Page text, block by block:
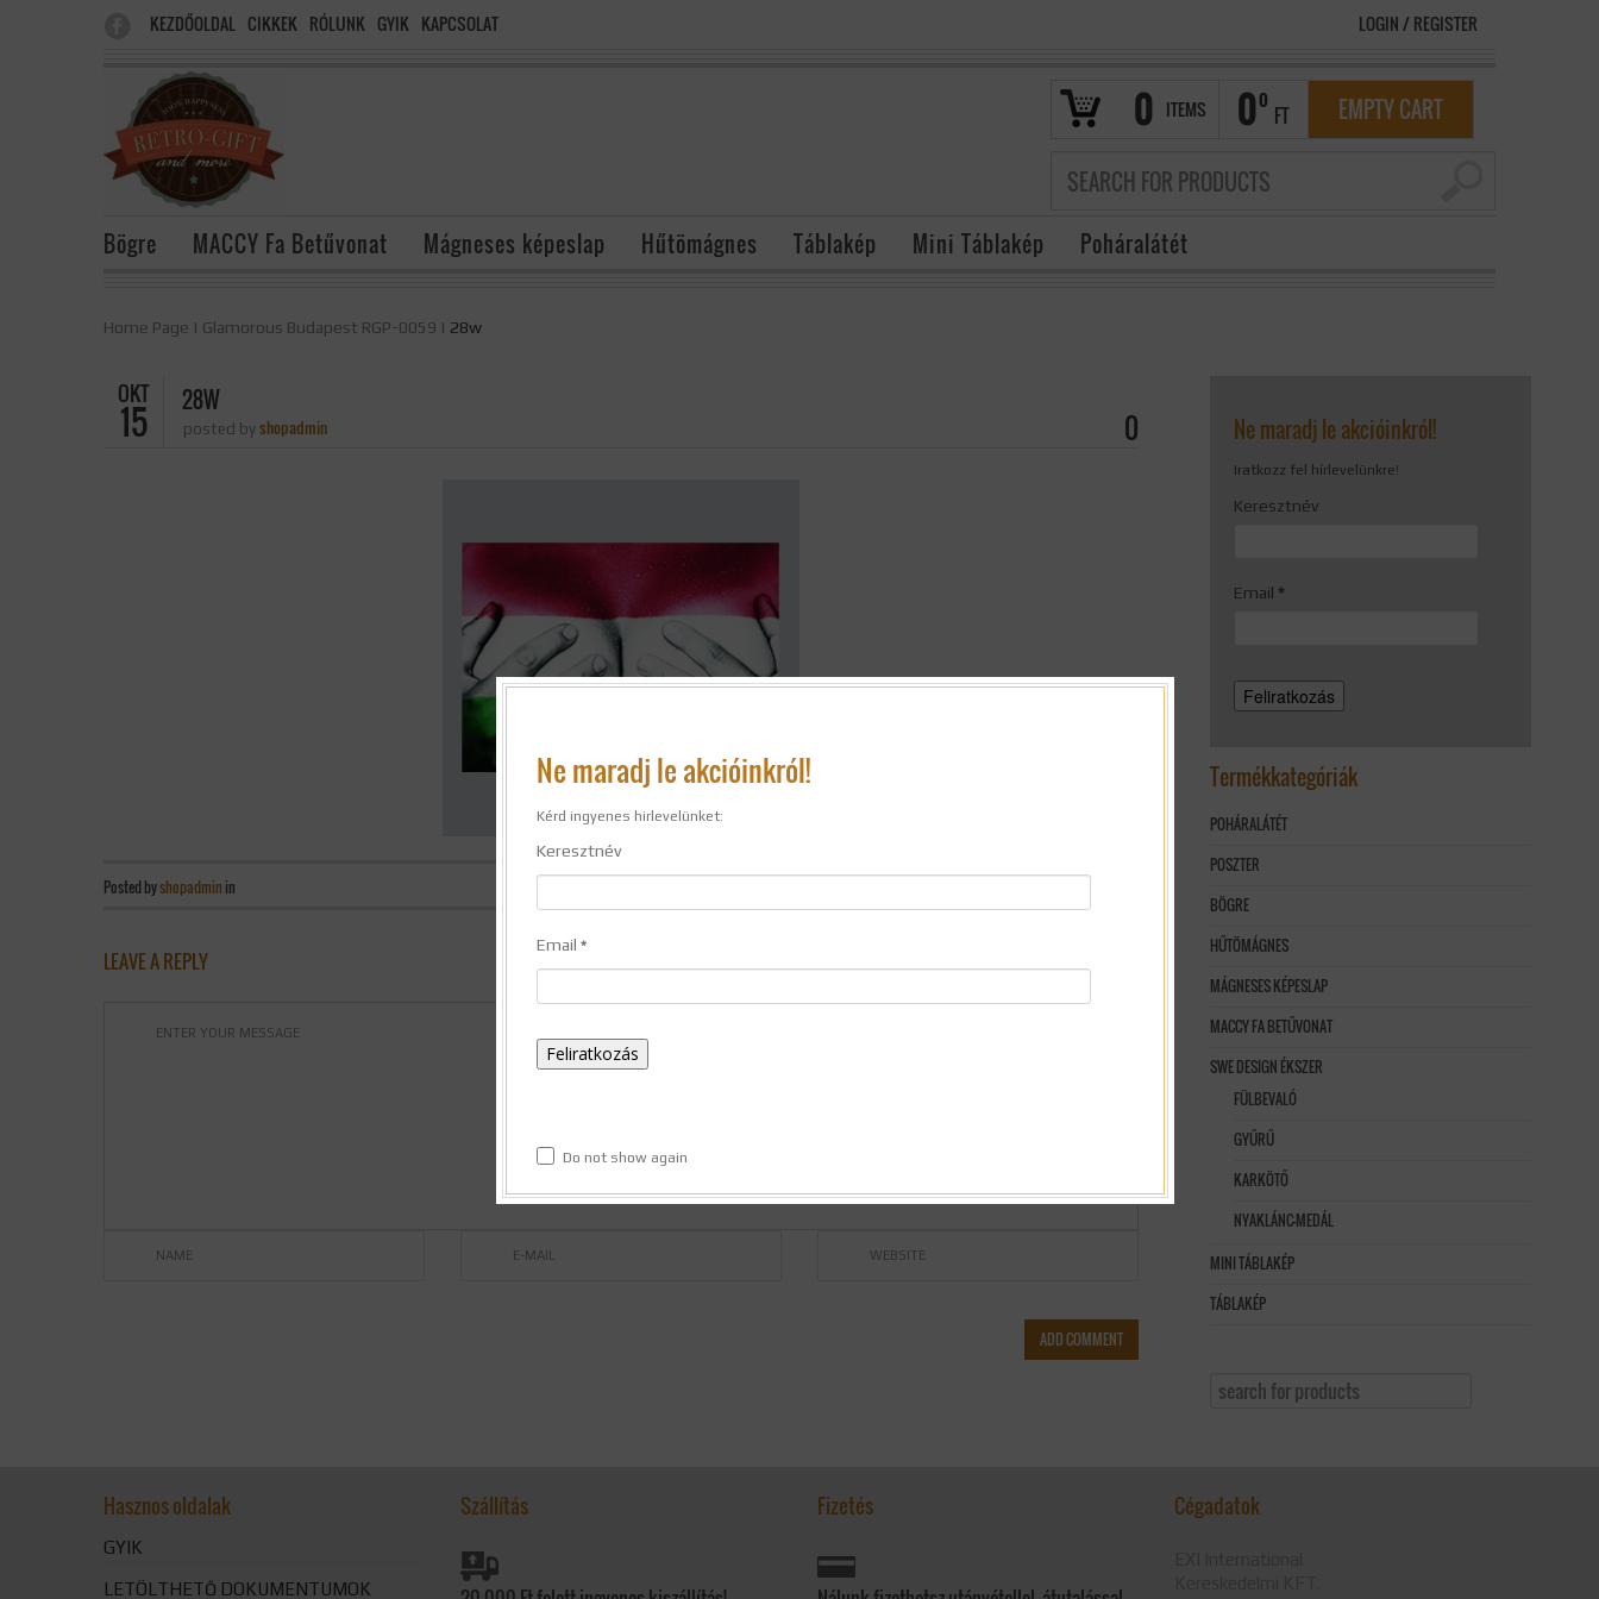
KEZDŐOLDAL CIKKEK RÓLUNK GYIK KAPCSOLAT LOGIN/REGISTER
0 ITEMS 00
FT EMPTY CART
Bögre MACCY Fa Betűvonat Mágneses képeslap Hűtömágnes Táblakép Mini Táblakép Poháralátét
Home Page | Glamorous Budapest RGP-0059 | 28w
OKT
15 28W
posted by shopadmin 0
Posted byshopadmin in
LEAVE A REPLY
Ne maradj le akcióinkról!
Iratkozz fel hírlevelünkre!
Keresztnév
Email *
Termékkategóriák
POHÁRALÁTÉT
POSZTER
BÖGRE
HŰTÖMÁGNES
MÁGNESES KÉPESLAP
MACCY FA BETŰVONAT
SWE DESIGN ÉKSZER
FÜLBEVALÓ
GYŰRŰ
KARKÖTŐ
NYAKLÁNC-MEDÁL
MINI TÁBLAKÉP
TÁBLAKÉP
Hasznos oldalak
GYIK
LETÖLTHETŐ DOKUMENTUMOK
Szállítás Fizetés Cégadatok
Ne maradj le akcióinkról!
Kérd ingyenes hirlevelünket:
Keresztnév
Email *
Do not show again